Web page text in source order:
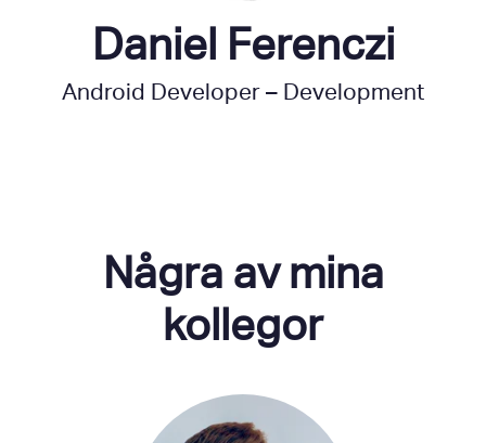
Daniel Ferenczi
Android Developer – Development
Några av mina
kollegor